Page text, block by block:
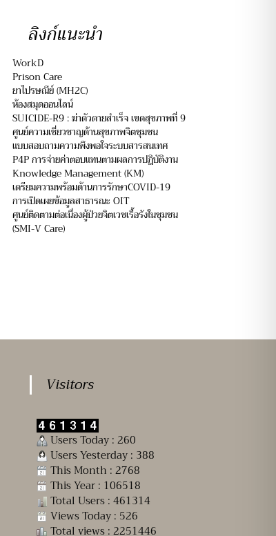
ลิงก์แนะนำ
WorkD
Prison Care
ยาไปรษณีย์ (MH2C)
ห้องสมุดออนไลน์
SUICIDE-R9 : ฆ่าตัวตายสำเร็จ เขตสุขภาพที่ 9
ศูนย์ความเชี่ยวชาญด้านสุขภาพจิตชุมชน
แบบสอบถามความพึงพอใจระบบสารสนเทศ
P4P การจ่ายค่าตอบแทนตามผลการปฏิบัติงาน
Knowledge Management (KM)
เตรียมความพร้อมด้านการรักษาCOVID-19
การเปิดเผยข้อมูลสาธารณะ OIT
ศูนย์ติดตามต่อเนื่องผู้ป่วยจิตเวชเรื้อรังในชุมชน
(SMI-V Care)
Visitors
Users Today : 260
Users Yesterday : 388
This Month : 2768
This Year : 106518
Total Users : 461314
Views Today : 526
Total views : 2251446